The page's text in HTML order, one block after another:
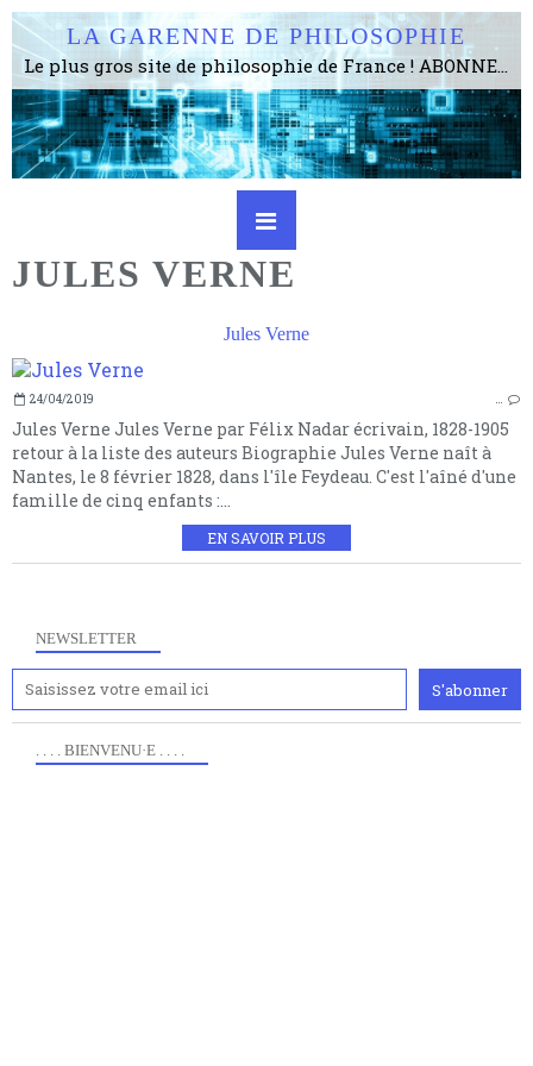
LA GARENNE DE PHILOSOPHIE
Le plus gros site de philosophie de France ! ABONNEZ-VOUS ! 4115 Articles, 1634 abonné·e·s, depuis 2006 . . . . . . . . 2 852 214 pages vues jusqu'à présent. Prestance et être apte à un plus grand nombre de choses.
JULES VERNE
Jules Verne
24/04/2019 …
Jules Verne Jules Verne par Félix Nadar écrivain, 1828-1905
retour à la liste des auteurs Biographie Jules Verne naît à
Nantes, le 8 février 1828, dans l'île Feydeau. C'est l'aîné d'une
famille de cinq enfants :...
EN SAVOIR PLUS
NEWSLETTER
. . . . BIENVENU·E . . . .